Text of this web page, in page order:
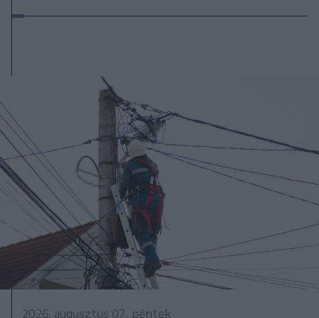
2026. augusztus 07., péntek